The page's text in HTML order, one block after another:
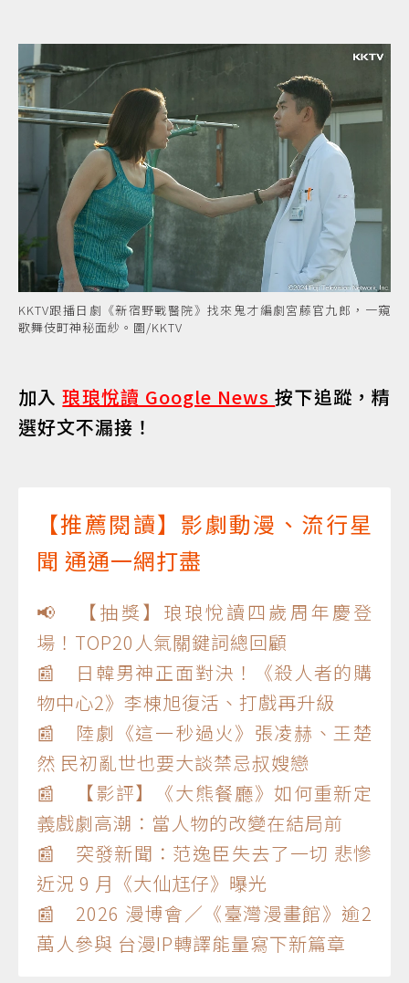
KKTV跟播日劇《新宿野戰醫院》找來鬼才編劇宮藤官九郎，一窺
歌舞伎町神秘面紗。圖/KKTV
加入琅琅悅讀 Google News按下追蹤，精
選好文不漏接！
【推薦閱讀】影劇動漫、流行星
聞 通通一網打盡
📢 【抽獎】琅琅悅讀四歲周年慶登
場！TOP20人氣關鍵詞總回顧
📰 日韓男神正面對決！《殺人者的購
物中心2》李棟旭復活、打戲再升級
📰 陸劇《這一秒過火》張凌赫、王楚
然 民初亂世也要大談禁忌叔嫂戀
📰 【影評】《大熊餐廳》如何重新定
義戲劇高潮：當人物的改變在結局前
📰 突發新聞：范逸臣失去了一切 悲慘
近況 9 月《大仙尪仔》曝光
📰 2026 漫博會／《臺灣漫畫館》逾2
萬人參與 台漫IP轉譯能量寫下新篇章